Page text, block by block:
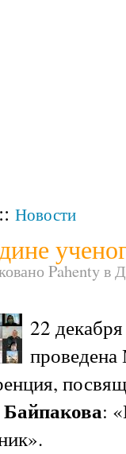
:: Новости
Pahenty в
22
: